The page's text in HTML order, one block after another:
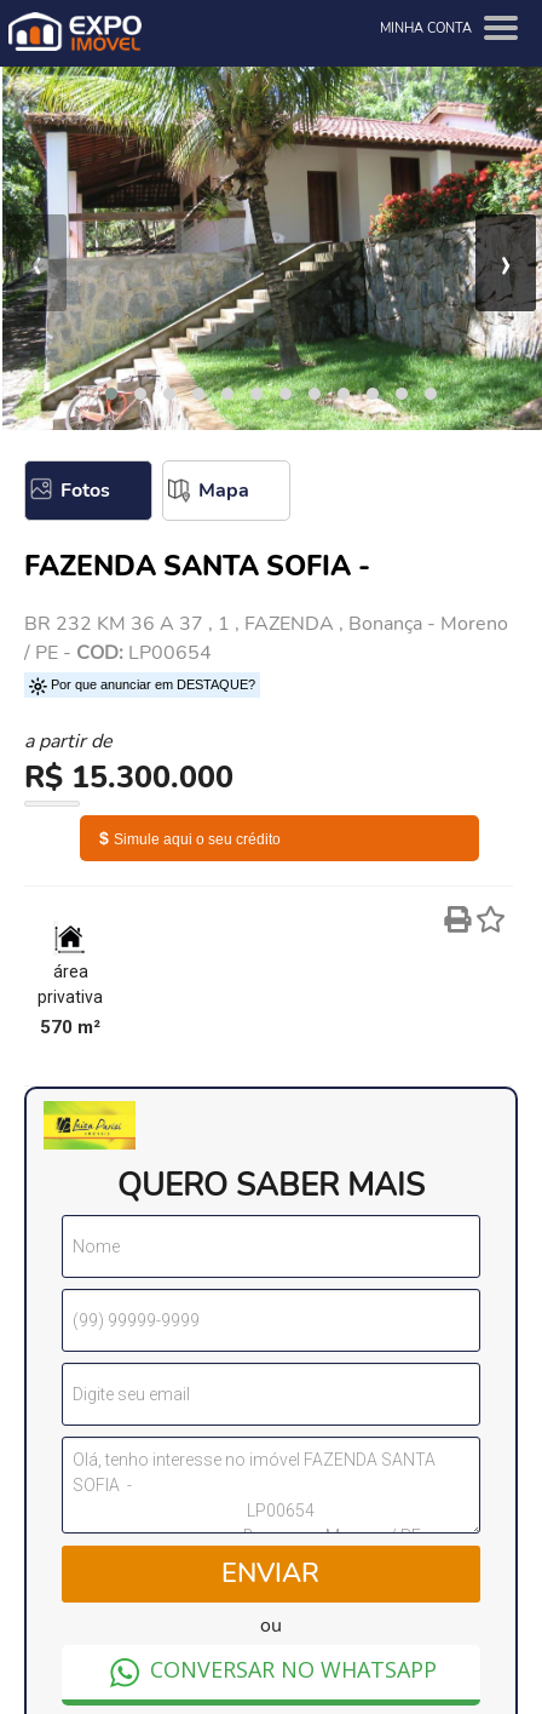
MINHA CONTA
‹ ›
Fotos Mapa
FAZENDA SANTA SOFIA -
BR 232 KM 36 A 37 , 1 , FAZENDA , Bonança - Moreno
/ PE - COD: LP00654
Por que anunciar em DESTAQUE?
a partir de
R$ 15.300.000
$Simule aqui o seu crédito
área
privativa
570 m²
QUERO SABER MAIS
ENVIAR
ou
CONVERSAR NO WHATSAPP